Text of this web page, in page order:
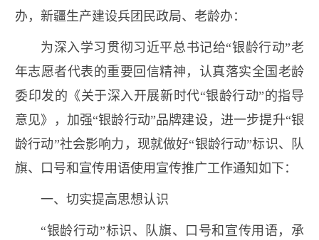
办，新疆生产建设兵团民政局、老龄办：
为深入学习贯彻习近平总书记给“银龄行动”老
年志愿者代表的重要回信精神，认真落实全国老龄
委印发的《关于深入开展新时代“银龄行动”的指导
意见》，加强“银龄行动”品牌建设，进一步提升“银
龄行动”社会影响力，现就做好“银龄行动”标识、队
旗、口号和宣传用语使用宣传推广工作通知如下：
一、切实提高思想认识
“银龄行动”标识、队旗、口号和宣传用语，承